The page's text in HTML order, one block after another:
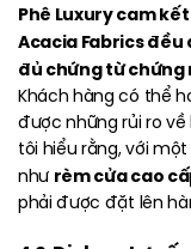
Phê Luxury cam
Acacia Fabrics
đủ chứng từ chứng
Khách hàng có thể
được những rủi ro
tôi hiểu rằng, với
như rèm cửa cao
phải được đặt lên